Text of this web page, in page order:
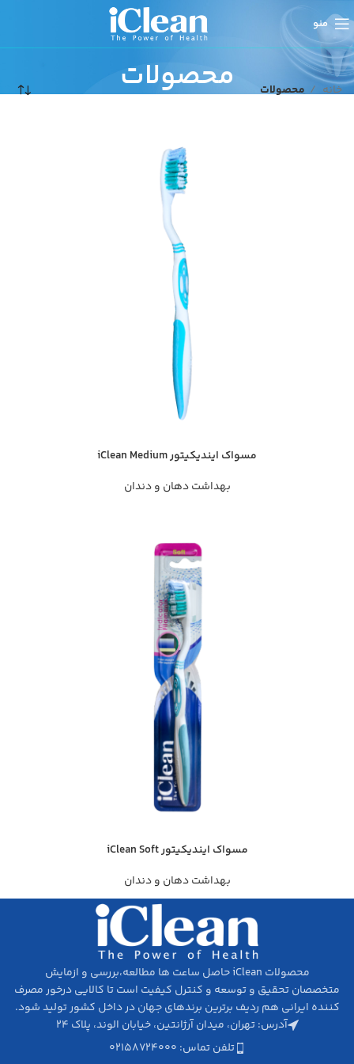
منو
محصولات خانه محصولات
مسواک ایندیکیتور iClean Medium
بهداشت دهان و دندان
مسواک ایندیکیتور iClean Soft
بهداشت دهان و دندان
محصولات iClean حاصل ساعت ها مطالعه،‌بررسی و ازمایش
متخصصان تحقیق­ و توسعه و کنترل کیفیت است تا کالایی درخور مصرف
کننده ایرانی هم ردیف برترین برندهای جهان در داخل کشور تولید شود.
آدرس: تهران، میدان آرژانتین، خیابان الوند، پلاک ۲۴
تلفن تماس: ۰۲۱۵۸۷۲۴۰۰۰